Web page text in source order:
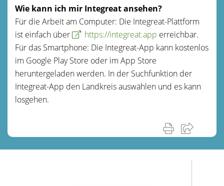
Wie kann ich mir Integreat ansehen?
Für die Arbeit am Computer: Die Integreat-Plattform
ist einfach über
https://integreat.app erreichbar.
Für das Smartphone: Die Integreat-App kann kostenlos
im Google Play Store oder im App Store
heruntergeladen werden. In der Suchfunktion der
Integreat-App den Landkreis auswählen und es kann
losgehen.